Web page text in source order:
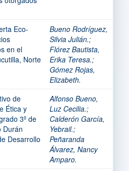
Eco-
en el
Norte
Bueno Rodríguez,
Silvia Julián.;
Flórez Bautista,
Erika Teresa.;
Gómez Rojas,
Elizabeth.
de
Ética y
3º de
Durán
Desarrollo
Alfonso Bueno,
Luz Cecilia.;
Calderón García,
Yebrail.;
Peñaranda
Álvarez, Nancy
Amparo.